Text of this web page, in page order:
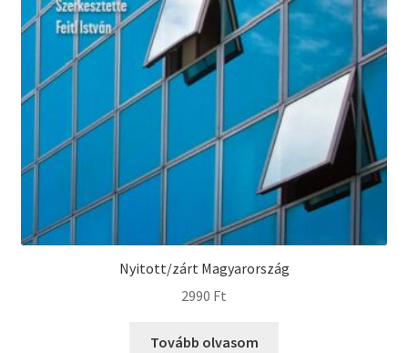
Nyitott/zárt Magyarország
2990 Ft
Tovább olvasom